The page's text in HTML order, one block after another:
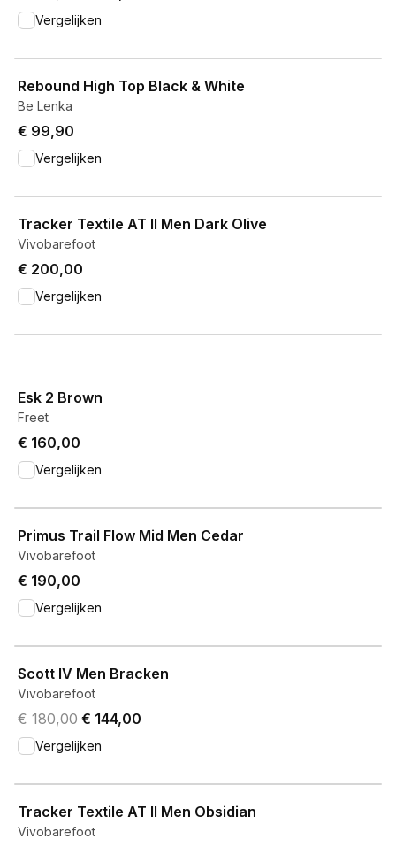
Vergelijken
Rebound High Top Black & White
Be Lenka
€ 99,90
Vergelijken
Tracker Textile AT II Men Dark Olive
Vivobarefoot
€ 200,00
Vergelijken
Esk 2 Brown
Freet
€ 160,00
Vergelijken
Primus Trail Flow Mid Men Cedar
Vivobarefoot
€ 190,00
Vergelijken
Scott IV Men Bracken
Vivobarefoot
Original price was € 180,00.
€ 180,00 Current price is € 144,00.
€ 144,00
Vergelijken
Tracker Textile AT II Men Obsidian
Vivobarefoot